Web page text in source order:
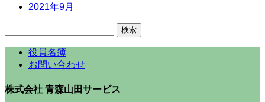
2021年9月
役員名簿
お問い合わせ
株式会社 青森山田サービス